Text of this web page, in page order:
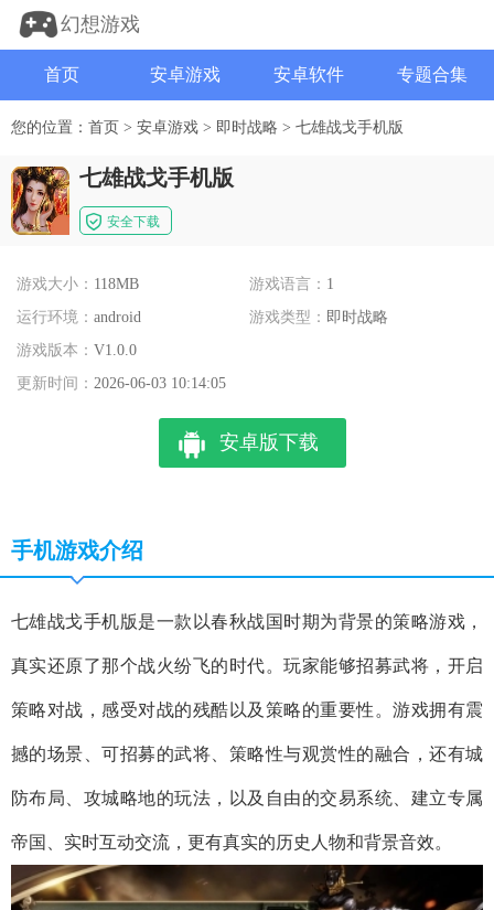
幻想游戏
首页 安卓游戏 安卓软件 专题合集
您的位置： 首页 > 安卓游戏 > 即时战略 > 七雄战戈手机版
七雄战戈手机版
安全下载
游戏大小： 118MB 游戏语言： 1
运行环境： android 游戏类型： 即时战略
游戏版本： V1.0.0
更新时间： 2026-06-03 10:14:05
安卓版下载
手机游戏介绍
七雄战戈手机版是一款以春秋战国时期为背景的策略游戏，
真实还原了那个战火纷飞的时代。玩家能够招募武将，开启
策略对战，感受对战的残酷以及策略的重要性。游戏拥有震
撼的场景、可招募的武将、策略性与观赏性的融合，还有城
防布局、攻城略地的玩法，以及自由的交易系统、建立专属
帝国、实时互动交流，更有真实的历史人物和背景音效。